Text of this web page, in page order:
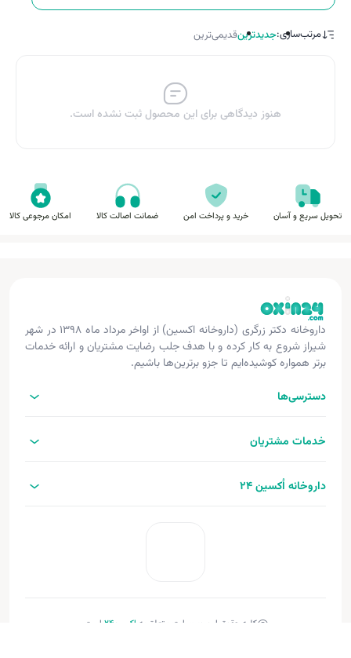
مرتب‌سازی:جدیدترینقدیمی‌ترین
هنوز دیدگاهی برای این محصول ثبت نشده است.
تحویل سریع و آسان خرید و پرداخت امن ضمانت اصالت کالا امکان مرجوعی کالا
داروخانه دکتر زرگری (داروخانه اکسین) از اواخر مرداد ماه ۱۳۹۸ در شهر
شیراز شروع به کار کرده و با هدف جلب رضایت مشتریان و ارائه خدمات
برتر همواره کوشیده‌ایم تا جزو برترین‌ها باشیم.
دسترسی‌ها
خدمات مشتریان
داروخانه اُکسین 24
کلیه حقوق این وب‌سایت متعلق به اکسین‌24
است.